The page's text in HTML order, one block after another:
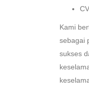
Kami
sebagai
sukses